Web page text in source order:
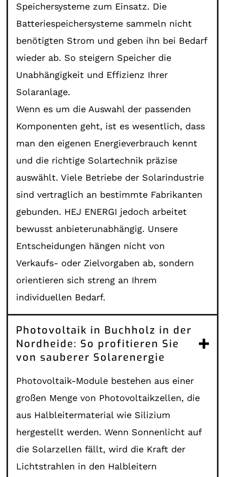
Speichersysteme zum Einsatz. Die
Batteriespeichersysteme sammeln nicht
benötigten Strom und geben ihn bei Bedarf
wieder ab. So steigern Speicher die
Unabhängigkeit und Effizienz Ihrer
Solaranlage.
Wenn es um die Auswahl der passenden
Komponenten geht, ist es wesentlich, dass
man den eigenen Energieverbrauch kennt
und die richtige Solartechnik präzise
auswählt. Viele Betriebe der Solarindustrie
sind vertraglich an bestimmte Fabrikanten
gebunden. HEJ ENERGI jedoch arbeitet
bewusst anbieterunabhängig. Unsere
Entscheidungen hängen nicht von
Verkaufs- oder Zielvorgaben ab, sondern
orientieren sich streng an Ihrem
individuellen Bedarf.
Photovoltaik in Buchholz in der
Nordheide: So profitieren Sie
von sauberer Solarenergie
Photovoltaik-Module bestehen aus einer
großen Menge von Photovoltaikzellen, die
aus Halbleitermaterial wie Silizium
hergestellt werden. Wenn Sonnenlicht auf
die Solarzellen fällt, wird die Kraft der
Lichtstrahlen in den Halbleitern